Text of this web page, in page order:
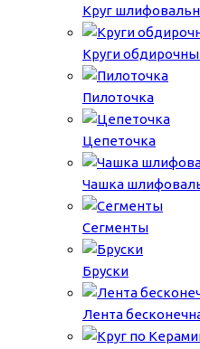
Круг
Круги
Пилоточка
Цепеточка
Чашка
Сегменты
Бруски
Лента